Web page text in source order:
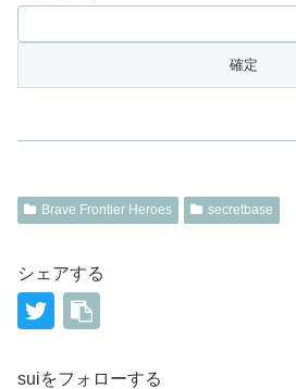
Brave Frontier Heroes secretbase
シェアする
suiをフォローする